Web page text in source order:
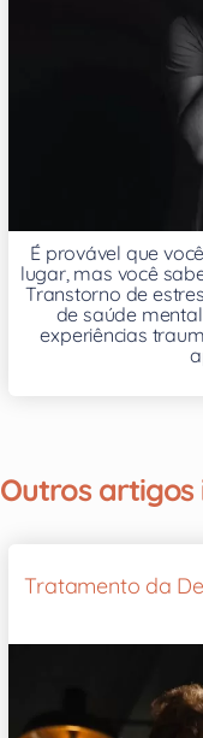
É provável que
lugar, mas você
Transtorno de
de saúde
experiências
Outros artigos
Tratamento da